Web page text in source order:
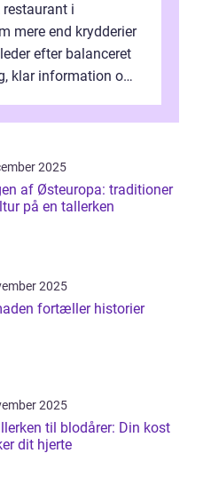
i
mere end krydderier
efter balanceret
klar information om
2025
af Østeuropa: traditioner
på en tallerken
2025
fortæller historier
2025
til blodårer: Din kost
dit hjerte